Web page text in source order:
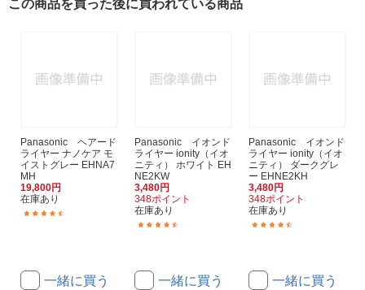
この商品を買った後に買われている商品
Panasonic ヘアード
ライヤー ナノケア モ
イストグレー EHNA7
MH
19,800円
在庫あり
一緒に買う
Panasonic イオンド
ライヤー ionity（イオ
ニティ） ホワイト EH
NE2KW
3,480円
348ポイント
在庫あり
一緒に買う
Panasonic イオンド
ライヤー ionity（イオ
ニティ） ダークグレ
ー EHNE2KH
3,480円
348ポイント
在庫あり
一緒に買う